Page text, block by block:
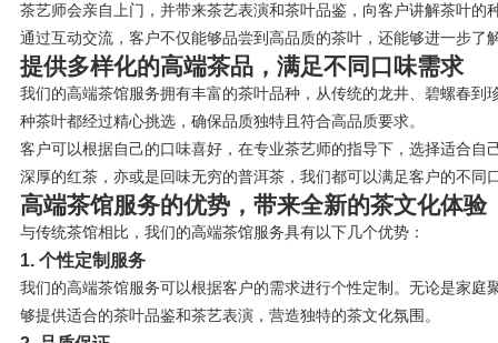
茶艺师会亲自上门，并带来茶艺表演和茶叶品鉴，向客户讲解茶叶的
通过互动交流，客户不仅能够品尝到高品质的茶叶，还能够进一步了
提供多样化的高端茶品，满足不同口味需求
我们的高端茶馆服务拥有丰富的茶叶品种，从传统的龙井、碧螺春到
种茶叶都经过精心挑选，确保品质独特且符合高品质要求。
客户可以根据自己的口味喜好，在专业茶艺师的指导下，选择适合自
深厚的红茶，亦或是回味无穷的普洱茶，我们都可以满足客户的不同
高端茶馆服务的优势，带来全新的茶文化体验
与传统茶馆相比，我们的高端茶馆服务具有以下几个优势：
1. 个性定制服务
我们的高端茶馆服务可以根据客户的需求进行个性定制。无论是家庭
够提供适合的茶叶品鉴和茶艺表演，营造独特的茶文化氛围。